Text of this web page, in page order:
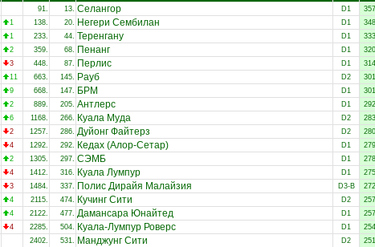
91. 13. Селангор D1
1 138. 20. Негери Сембилан D1
1 233. 44. Теренгану D1
2 359. 68. Пенанг D1
3 448. 87. Перлис D1
11 663. 145. Рауб D2
9 668. 147. БРМ D1
2 889. 205. Антлерс D1
6 1168. 266. Куала Муда D2
2 1257. 286. Дуйонг Файтерз D2
4 1292. 292. Кедах (Алор-Сетар) D1
2 1305. 297. СЭМБ D1
4 1412. 316. Куала Лумпур D1
3 1484. 337. Полис Дирайя Малайзия D3-B
4 2115. 474. Кучинг Сити D2
4 2122. 477. Дамансара Юнайтед D1
4 2285. 504. Куала-Лумпур Роверс D1
2402. 531. Манджунг Сити D2